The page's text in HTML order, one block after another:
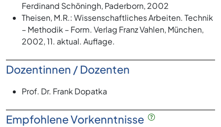
Ferdinand Schöningh, Paderborn, 2002
Theisen, M.R.: Wissenschaftliches Arbeiten. Technik
– Methodik – Form. Verlag Franz Vahlen, München,
2002, 11. aktual. Auflage.
Dozentinnen / Dozenten
Prof. Dr. Frank Dopatka
Empfohlene Vorkenntnisse